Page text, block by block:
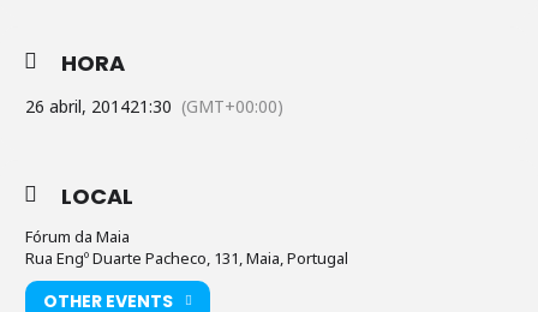
HORA
26 abril, 201421:30 (GMT+00:00)
LOCAL
Fórum da Maia
Rua Engº Duarte Pacheco, 131, Maia, Portugal
OTHER EVENTS